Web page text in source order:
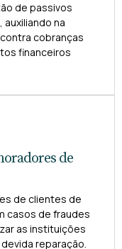
de passivos
na
cobranças
financeiros
de
de clientes de
casos de fraudes
as instituições
reparação.